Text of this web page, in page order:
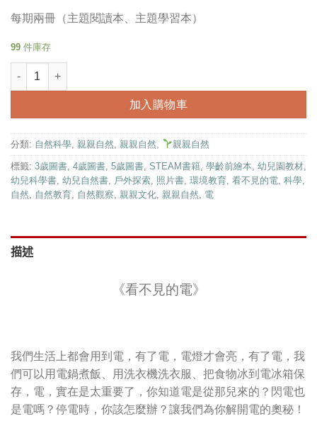
每期兩冊（主題閱讀本、主題學習本）
99 件庫存
看不見的電(2冊合售)｜幼兒自然科普｜親親自然系列 數量
加入購物車
分類: 自然科學 親親自然 親親自然 親親自然
標籤: 3歲圖書 4歲圖書 5歲圖書 STEAM書籍 學齡前繪本 幼兒園教材
幼兒科學書 幼兒自然書 戶外探索 照片書 環境教育 看不見的電 科學
自然
自然教育 自然觀察 親親文化 親親自然 電
描述
《看不見的電》
我們生活上都會用到電，有了電，電燈才會亮，有了電，我
們可以用電鍋煮飯、用洗衣機洗衣服、把食物冰到電冰箱保
存，電，實在是太重要了，你知道電是從那兒來的？閃電也
是電嗎？停電時，你該怎麼辦？讓我們為你解開電的奧秘！